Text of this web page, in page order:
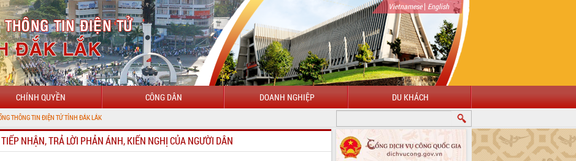
Vietnamese| English
CHÍNH QUYỀN CÔNG DÂN DOANH NGHIỆP DU KHÁCH
CHÀO MỪNG ĐẾN VỚI CỔNG THÔNG TIN ĐIỆN TỬ TỈNH ĐẮK LẮK
TIẾP NHẬN, TRẢ LỜI PHẢN ÁNH, KIẾN NGHỊ CỦA NGƯỜI DÂN